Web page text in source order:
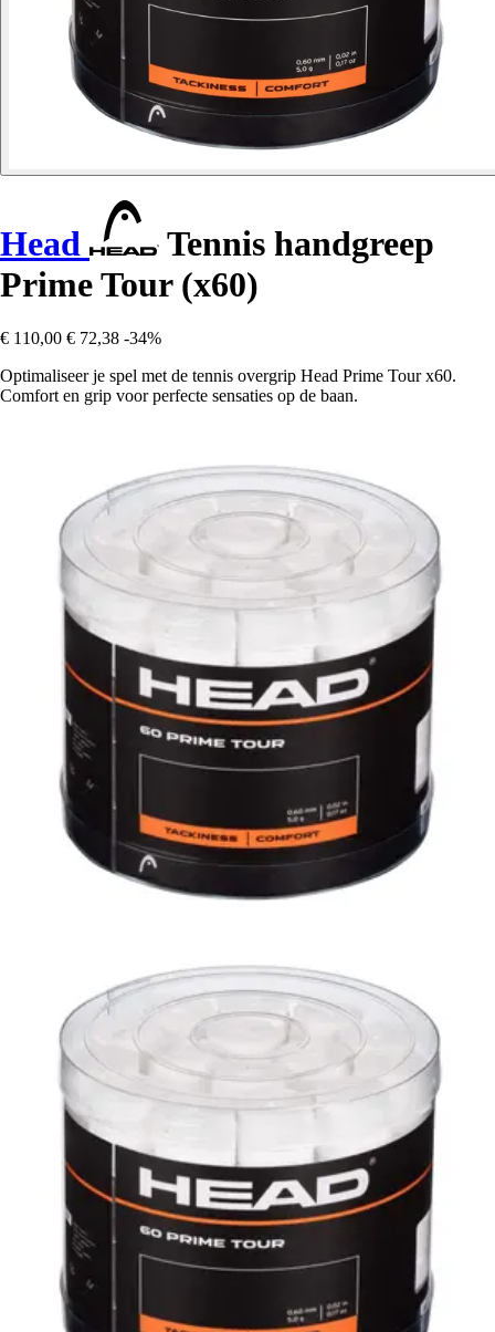
Head
Tennis handgreep
Prime Tour (x60)
€ 110,00 € 72,38 -34%
Optimaliseer je spel met de tennis overgrip Head Prime Tour x60.
Comfort en grip voor perfecte sensaties op de baan.